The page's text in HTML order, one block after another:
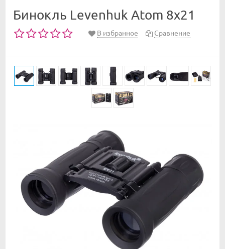
Бинокль Levenhuk Atom 8x21
В избранное Сравнение